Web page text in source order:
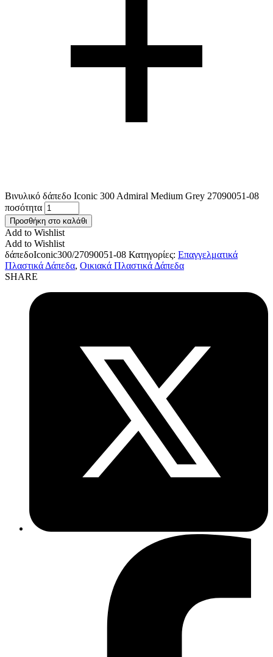
Βινυλικό δάπεδο Iconic 300 Admiral Medium Grey 27090051-08
ποσότητα
Προσθήκη στο καλάθι
Add to Wishlist
Add to Wishlist
δάπεδοIconic300/27090051-08 Κατηγορίες: Επαγγελματικά
Πλαστικά Δάπεδα, Οικιακά Πλαστικά Δάπεδα
SHARE